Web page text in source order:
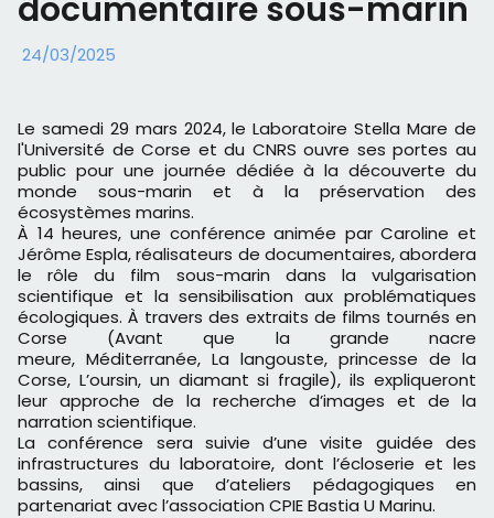
documentaire sous-marin
24/03/2025
Le samedi 29 mars 2024, le Laboratoire Stella Mare de
l'Université de Corse et du CNRS ouvre ses portes au
public pour une journée dédiée à la découverte du
monde sous-marin et à la préservation des
écosystèmes marins.
À 14 heures, une conférence animée par Caroline et
Jérôme Espla, réalisateurs de documentaires, abordera
le rôle du film sous-marin dans la vulgarisation
scientifique et la sensibilisation aux problématiques
écologiques. À travers des extraits de films tournés en
Corse (Avant que la grande nacre
meure, Méditerranée, La langouste, princesse de la
Corse, L’oursin, un diamant si fragile), ils expliqueront
leur approche de la recherche d’images et de la
narration scientifique.
La conférence sera suivie d’une visite guidée des
infrastructures du laboratoire, dont l’écloserie et les
bassins, ainsi que d’ateliers pédagogiques en
partenariat avec l’association CPIE Bastia U Marinu.